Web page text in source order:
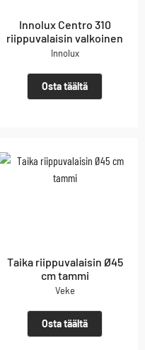
Innolux Centro 310
riippuvalaisin valkoinen
Innolux
Osta täältä
Taika riippuvalaisin Ø45
cm tammi
Veke
Osta täältä